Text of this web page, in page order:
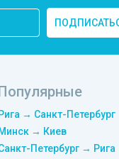
Рига → Санкт-Петербург
Минск → Киев
Петербург → Рига